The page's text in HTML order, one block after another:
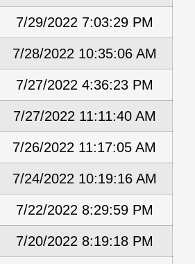
7/29/2022 7:03:29 PM
7/28/2022 10:35:06 AM
7/27/2022 4:36:23 PM
7/27/2022 11:11:40 AM
7/26/2022 11:17:05 AM
7/24/2022 10:19:16 AM
7/22/2022 8:29:59 PM
7/20/2022 8:19:18 PM